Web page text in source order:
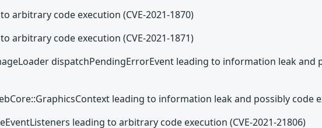
arbitrary code execution (CVE-2021-1870)
arbitrary code execution (CVE-2021-1871)
dispatchPendingErrorEvent leading to information leak and
leading to information leak and possibly code
leading to arbitrary code execution (CVE-2021-21806)